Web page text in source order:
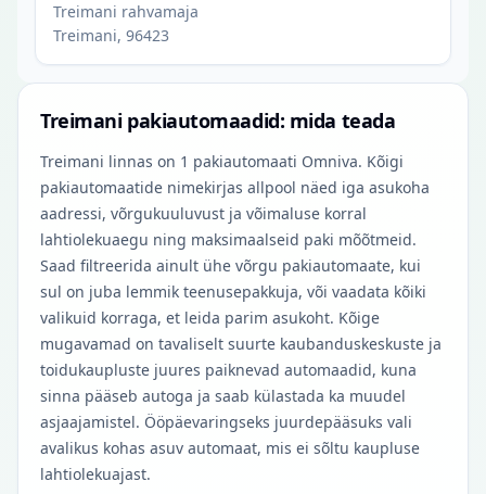
Treimani rahvamaja
Treimani, 96423
Treimani pakiautomaadid: mida teada
Treimani linnas on 1 pakiautomaati Omniva. Kõigi
pakiautomaatide nimekirjas allpool näed iga asukoha
aadressi, võrgukuuluvust ja võimaluse korral
lahtiolekuaegu ning maksimaalseid paki mõõtmeid.
Saad filtreerida ainult ühe võrgu pakiautomaate, kui
sul on juba lemmik teenusepakkuja, või vaadata kõiki
valikuid korraga, et leida parim asukoht. Kõige
mugavamad on tavaliselt suurte kaubanduskeskuste ja
toidukaupluste juures paiknevad automaadid, kuna
sinna pääseb autoga ja saab külastada ka muudel
asjaajamistel. Ööpäevaringseks juurdepääsuks vali
avalikus kohas asuv automaat, mis ei sõltu kaupluse
lahtiolekuajast.